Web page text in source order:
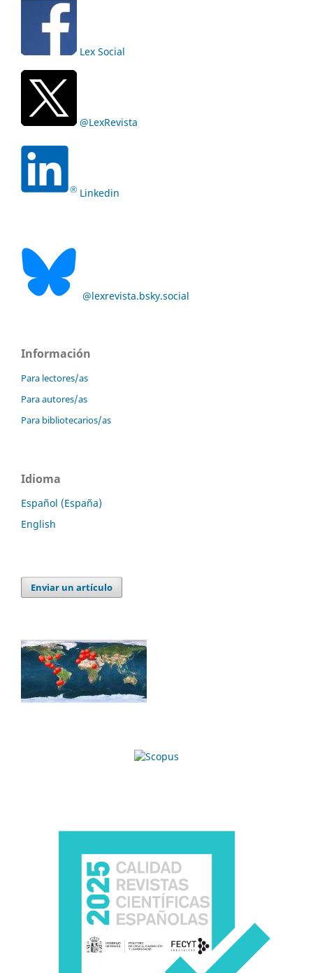
Lex Social
@LexRevista
Linkedin
@lexrevista.bsky.social
Información
Para lectores/as
Para autores/as
Para bibliotecarios/as
Idioma
Español (España)
English
Enviar un artículo